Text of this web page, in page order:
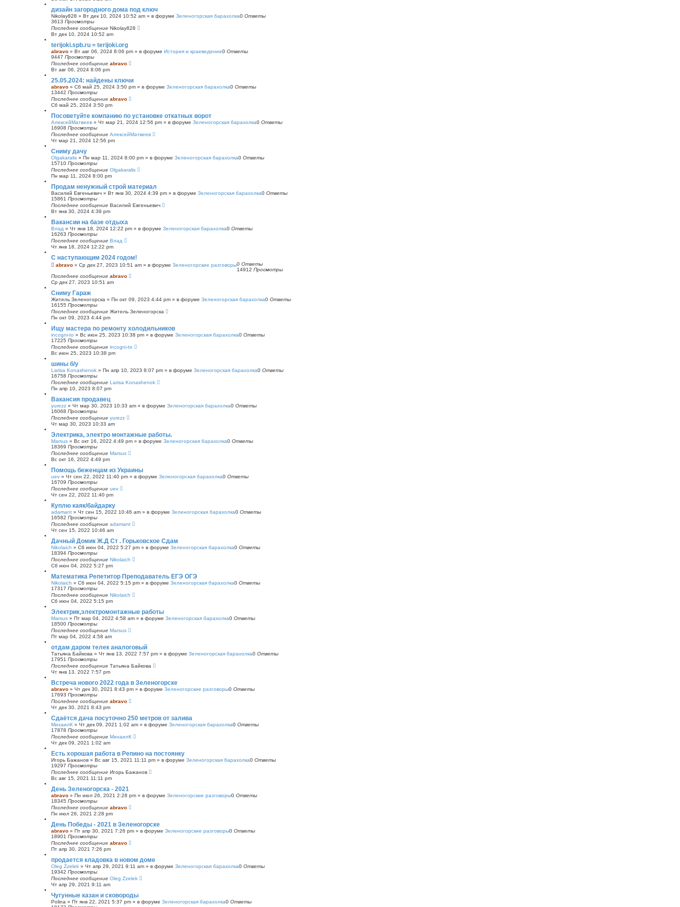
к
дизайн загородного дома под ключ
Nikolay828 » Вт дек 10, 2024 10:52 am » в форуме Зеленогорская барахолка0 Ответы
3613 Просмотры
Последнее сообщение Nikolay828
Вт дек 10, 2024 10:52 am
terijoki.spb.ru = terijoki.org
abravo » Вт авг 06, 2024 8:06 pm » в форуме История и краеведение0 Ответы
9447 Просмотры
Последнее сообщение abravo
Вт авг 06, 2024 8:06 pm
25.05.2024: найдены ключи
abravo » Сб май 25, 2024 3:50 pm » в форуме Зеленогорская барахолка0 Ответы
13442 Просмотры
Последнее сообщение abravo
Сб май 25, 2024 3:50 pm
Посоветуйте компанию по установке откатных ворот
АлексейМатвеев » Чт мар 21, 2024 12:56 pm » в форуме Зеленогорская барахолка0 Ответы
16908 Просмотры
Последнее сообщение АлексейМатвеев
Чт мар 21, 2024 12:56 pm
Сниму дачу
Olgakaralis » Пн мар 11, 2024 8:00 pm » в форуме Зеленогорская барахолка0 Ответы
15710 Просмотры
Последнее сообщение Olgakaralis
Пн мар 11, 2024 8:00 pm
Продам ненужный строй материал
Василий Евгеньевич » Вт янв 30, 2024 4:39 pm » в форуме Зеленогорская барахолка0 Ответы
15861 Просмотры
Последнее сообщение Василий Евгеньевич
Вт янв 30, 2024 4:39 pm
Вакансии на базе отдыха
Влад » Чт янв 18, 2024 12:22 pm » в форуме Зеленогорская барахолка0 Ответы
16263 Просмотры
Последнее сообщение Влад
Чт янв 18, 2024 12:22 pm
С наступающим 2024 годом!
abravo » Ср дек 27, 2023 10:51 am » в форуме Зеленогорские разговоры0 Ответы
14912 Просмотры
Последнее сообщение abravo
Ср дек 27, 2023 10:51 am
Сниму Гараж
Житель Зеленогорска » Пн окт 09, 2023 4:44 pm » в форуме Зеленогорская барахолка0 Ответы
16155 Просмотры
Последнее сообщение Житель Зеленогорска
Пн окт 09, 2023 4:44 pm
Ищу мастера по ремонту холодильников
incogni-to » Вс июн 25, 2023 10:38 pm » в форуме Зеленогорская барахолка0 Ответы
17225 Просмотры
Последнее сообщение incogni-to
Вс июн 25, 2023 10:38 pm
шины б/у
Larisa Konashenok » Пн апр 10, 2023 8:07 pm » в форуме Зеленогорская барахолка0 Ответы
16758 Просмотры
Последнее сообщение Larisa Konashenok
Пн апр 10, 2023 8:07 pm
Вакансия продавец
yurezz » Чт мар 30, 2023 10:33 am » в форуме Зеленогорская барахолка0 Ответы
16068 Просмотры
Последнее сообщение yurezz
Чт мар 30, 2023 10:33 am
Электрика, электро монтажные работы.
Marsus » Вс окт 16, 2022 4:49 pm » в форуме Зеленогорская барахолка0 Ответы
18369 Просмотры
Последнее сообщение Marsus
Вс окт 16, 2022 4:49 pm
Помощь беженцам из Украины
uev » Чт сен 22, 2022 11:40 pm » в форуме Зеленогорская барахолка0 Ответы
16709 Просмотры
Последнее сообщение uev
Чт сен 22, 2022 11:40 pm
Куплю каяк/байдарку
adamant » Чт сен 15, 2022 10:46 am » в форуме Зеленогорская барахолка0 Ответы
16582 Просмотры
Последнее сообщение adamant
Чт сен 15, 2022 10:46 am
Дачный Домик Ж.Д Ст . Горьковское Сдам
Nikolaich » Сб июн 04, 2022 5:27 pm » в форуме Зеленогорская барахолка0 Ответы
18394 Просмотры
Последнее сообщение Nikolaich
Сб июн 04, 2022 5:27 pm
Математика Репетитор Преподаватель ЕГЭ ОГЭ
Nikolaich » Сб июн 04, 2022 5:15 pm » в форуме Зеленогорская барахолка0 Ответы
17317 Просмотры
Последнее сообщение Nikolaich
Сб июн 04, 2022 5:15 pm
Электрик,электромонтажные работы
Marsus » Пт мар 04, 2022 4:58 am » в форуме Зеленогорская барахолка0 Ответы
18500 Просмотры
Последнее сообщение Marsus
Пт мар 04, 2022 4:58 am
отдам даром телек аналоговый
Татьяна Байкова » Чт янв 13, 2022 7:57 pm » в форуме Зеленогорская барахолка0 Ответы
17951 Просмотры
Последнее сообщение Татьяна Байкова
Чт янв 13, 2022 7:57 pm
Встреча нового 2022 года в Зеленогорске
abravo » Чт дек 30, 2021 8:43 pm » в форуме Зеленогорские разговоры0 Ответы
17693 Просмотры
Последнее сообщение abravo
Чт дек 30, 2021 8:43 pm
Сдаётся дача посуточно 250 метров от залива
МихаилК » Чт дек 09, 2021 1:02 am » в форуме Зеленогорская барахолка0 Ответы
17878 Просмотры
Последнее сообщение МихаилК
Чт дек 09, 2021 1:02 am
Есть хорошая работа в Репино на постоянку
Игорь Бажанов » Вс авг 15, 2021 11:11 pm » в форуме Зеленогорская барахолка0 Ответы
19297 Просмотры
Последнее сообщение Игорь Бажанов
Вс авг 15, 2021 11:11 pm
День Зеленогорска - 2021
abravo » Пн июл 26, 2021 2:28 pm » в форуме Зеленогорские разговоры0 Ответы
18345 Просмотры
Последнее сообщение abravo
Пн июл 26, 2021 2:28 pm
День Победы - 2021 в Зеленогорске
abravo » Пт апр 30, 2021 7:26 pm » в форуме Зеленогорские разговоры0 Ответы
18901 Просмотры
Последнее сообщение abravo
Пт апр 30, 2021 7:26 pm
продается кладовка в новом доме
Oleg Zzelek » Чт апр 29, 2021 9:11 am » в форуме Зеленогорская барахолка0 Ответы
19342 Просмотры
Последнее сообщение Oleg Zzelek
Чт апр 29, 2021 9:11 am
Чугунные казан и сковороды
Polina » Пт янв 22, 2021 5:37 pm » в форуме Зеленогорская барахолка0 Ответы